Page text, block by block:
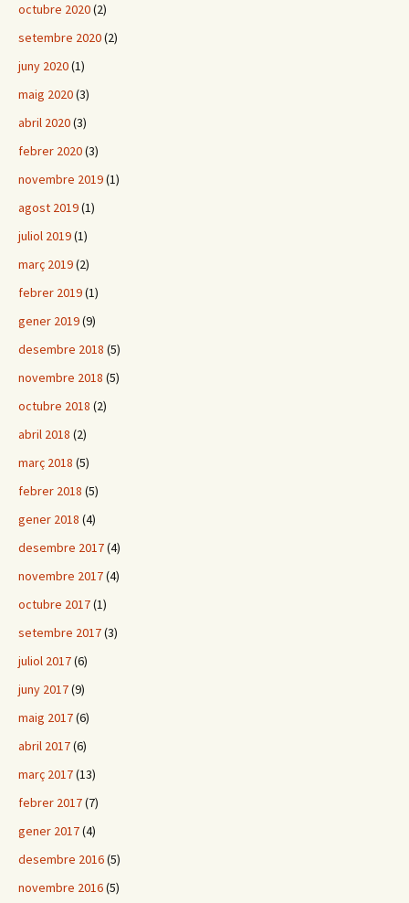
octubre 2020(2)
setembre 2020(2)
juny 2020(1)
maig 2020(3)
abril 2020(3)
febrer 2020(3)
novembre 2019(1)
agost 2019(1)
juliol 2019(1)
març 2019(2)
febrer 2019(1)
gener 2019(9)
desembre 2018 (5)
novembre 2018 (5)
octubre 2018 (2)
abril 2018 (2)
març 2018 (5)
febrer 2018 (5)
gener 2018 (4)
desembre 2017(4)
novembre 2017(4)
octubre 2017(1)
setembre 2017(3)
juliol 2017(6)
juny 2017(9)
maig 2017(6)
abril 2017(6)
març 2017(13)
febrer 2017(7)
gener 2017(4)
desembre 2016(5)
novembre 2016(5)